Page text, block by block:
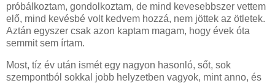
próbálkoztam, gondolkoztam, de mind kevesebbszer vettem
elő, mind kevésbé volt kedvem hozzá, nem jöttek az ötletek.
Aztán egyszer csak azon kaptam magam, hogy évek óta
semmit sem írtam.
Most, tíz év után ismét egy nagyon hasonló, sőt, sok
szempontból sokkal jobb helyzetben vagyok, mint anno, és